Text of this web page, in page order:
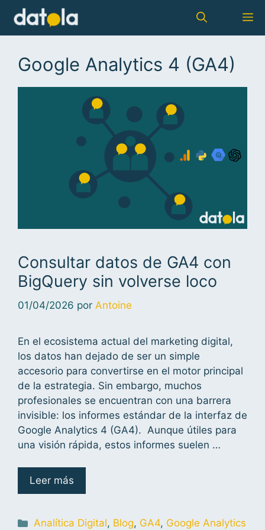
Google Analytics 4 (GA4)
Consultar datos de GA4 con
BigQuery sin volverse loco
01/04/2026 por Antoine
En el ecosistema actual del marketing digital,
los datos han dejado de ser un simple
accesorio para convertirse en el motor principal
de la estrategia. Sin embargo, muchos
profesionales se encuentran con una barrera
invisible: los informes estándar de la interfaz de
Google Analytics 4 (GA4). Aunque útiles para
una visión rápida, estos informes suelen …
Leer más
Analítica Digital, Blog, GA4, Google Analytics